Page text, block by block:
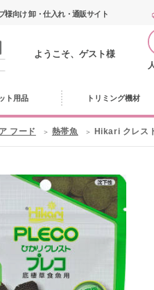
様向け 卸・仕入れ・通販サイト
ようこそ、ゲスト様
ト用品 トリミング機材
フード 熱帯魚 Hikari クレス